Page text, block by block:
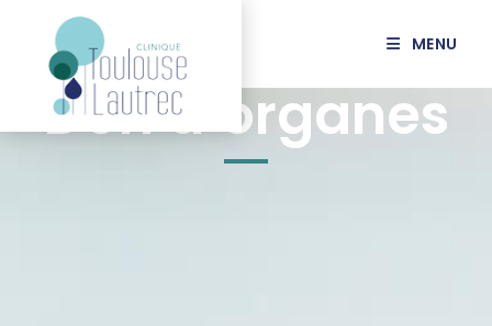
MENU
Don d’organes